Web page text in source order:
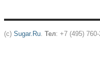
(c) Sugar.Ru. Тел: +7 (495)